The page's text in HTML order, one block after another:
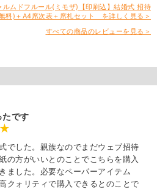
ルムドフルール(ミモザ)【印刷込】結婚式 招待
料)＋A4席次表＋席札セット を詳しく見る＞
すべての商品のレビューを見る＞
たです
でした。親族なのでまだウェブ招待
の方がいいとのことでこちらを購入
ました。必要なペーパーアイテム
クォリティで購入できるとのことで